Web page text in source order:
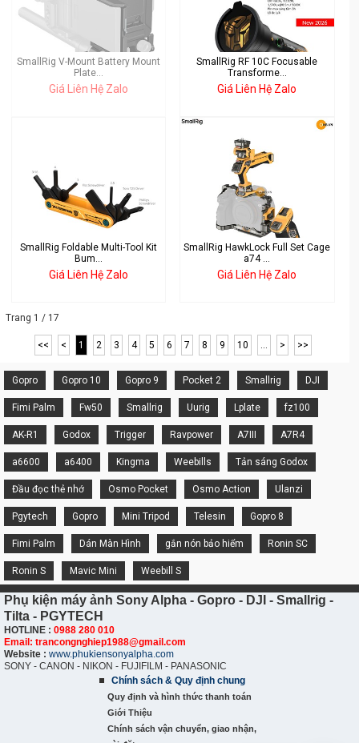
SmallRig V-Mount Battery Mount
Plate...
Giá Liên Hệ Zalo
SmallRig RF 10C Focusable
Transforme...
Giá Liên Hệ Zalo
SmallRig Foldable Multi-Tool Kit
Bum...
Giá Liên Hệ Zalo
SmallRig HawkLock Full Set Cage
a74 ...
Giá Liên Hệ Zalo
Trang 1 / 17
<< < 1 2 3 4 5 6 7 8 9 10 > >>
Gopro Gopro 10 Gopro 9 Pocket 2 Smallrig DJI
Fimi Palm Fw50 Smallrig Uurig Lplate fz100
AK-R1 Godox Trigger Ravpower A7III A7R4
a6600 a6400 Kingma Weebills Tản sáng Godox
Đầu đọc thẻ nhớ Osmo Pocket Osmo Action Ulanzi
Pgytech Gopro Mini Tripod Telesin Gopro 8
Fimi Palm Dán Màn Hình gắn nón bảo hiểm Ronin SC
Ronin S Mavic Mini Weebill S
Phụ kiện máy ảnh Sony Alpha - Gopro - DJI - Smallrig -
Tilta - PGYTECH
HOTLINE : 0988 280 010
Email: trancongnghiep1988@gmail.com
Website : www.phukiensonyalpha.com
SONY - CANON - NIKON - FUJIFILM - PANASONIC
Chính sách & Quy định chung
Quy định và hình thức thanh toán
Giới Thiệu
Chính sách vận chuyển, giao nhận,